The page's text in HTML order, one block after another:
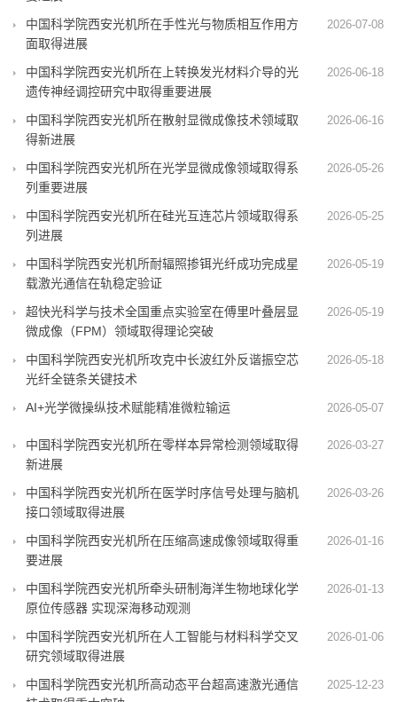
2026-07-08
中国科学院西安光机所在手性光与物质相互作用方
面取得进展
2026-06-18
中国科学院西安光机所在上转换发光材料介导的光
遗传神经调控研究中取得重要进展
2026-06-16
中国科学院西安光机所在散射显微成像技术领域取
得新进展
2026-05-26
中国科学院西安光机所在光学显微成像领域取得系
列重要进展
2026-05-25
中国科学院西安光机所在硅光互连芯片领域取得系
列进展
2026-05-19
中国科学院西安光机所耐辐照掺铒光纤成功完成星
载激光通信在轨稳定验证
2026-05-19
超快光科学与技术全国重点实验室在傅里叶叠层显
微成像（FPM）领域取得理论突破
2026-05-18
中国科学院西安光机所攻克中长波红外反谐振空芯
光纤全链条关键技术
2026-05-07
AI+光学微操纵技术赋能精准微粒输运
2026-03-27
中国科学院西安光机所在零样本异常检测领域取得
新进展
2026-03-26
中国科学院西安光机所在医学时序信号处理与脑机
接口领域取得进展
2026-01-16
中国科学院西安光机所在压缩高速成像领域取得重
要进展
2026-01-13
中国科学院西安光机所牵头研制海洋生物地球化学
原位传感器 实现深海移动观测
2026-01-06
中国科学院西安光机所在人工智能与材料科学交叉
研究领域取得进展
2025-12-23
中国科学院西安光机所高动态平台超高速激光通信